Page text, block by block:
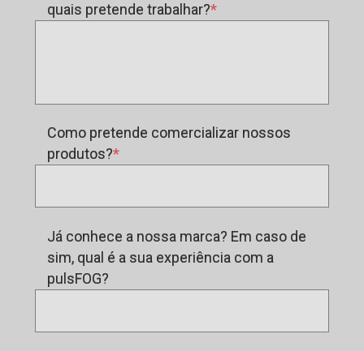
quais pretende trabalhar?
Como pretende comercializar nossos
produtos?
Já conhece a nossa marca? Em caso de
sim, qual é a sua experiência com a
pulsFOG?